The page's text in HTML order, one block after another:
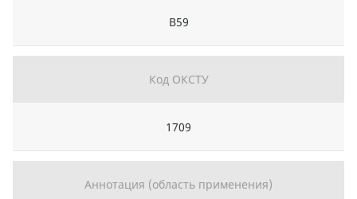
В59
Код ОКСТУ
1709
Аннотация (область применения)